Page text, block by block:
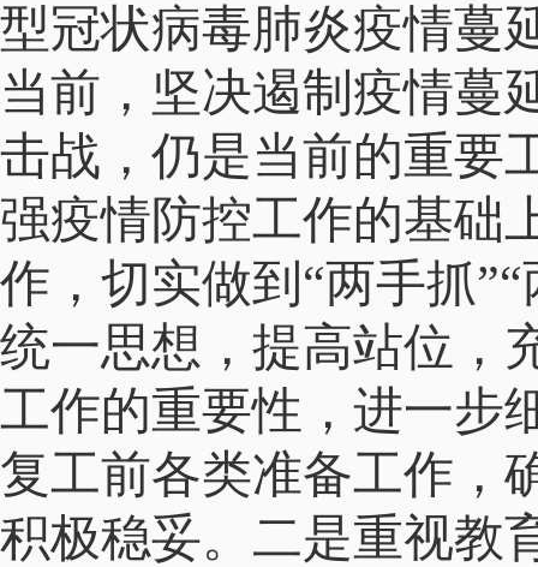
型冠状病毒肺炎疫情蔓
当前，坚决遏制疫情蔓
击战，仍是当前的重要
强疫情防控工作的基础
作，切实做到“两手抓
统一思想，提高站位，
工作的重要性，进一步
复工前各类准备工作，
积极稳妥。二是重视教